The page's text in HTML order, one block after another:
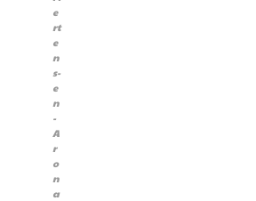
e
rt
e
n
s-
e
n
-
A
r
o
n
a